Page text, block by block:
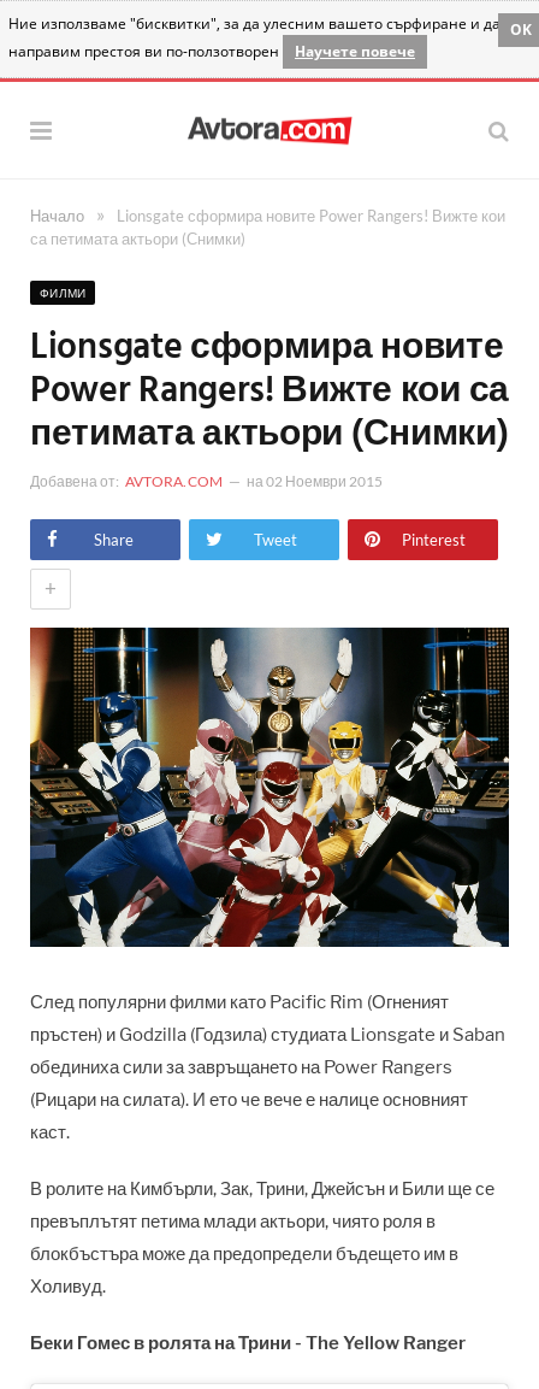
Ние използваме "бисквитки", за да улесним вашето сърфиране и да
направим престоя ви по-ползотворен
Научете повече
OK
Начало »
Lionsgate сформира новите Power Rangers! Вижте кои
са петимата актьори (Снимки)
ФИЛМИ
Lionsgate сформира новите
Power Rangers! Вижте кои са
петимата актьори (Снимки)
Добавена от: AVTORA.COM на02 Ноември 2015
Share Tweet Pinterest
+
След популярни филми като Pacific Rim (Огненият
пръстен) и Godzilla (Годзила) студиата Lionsgate и Saban
обединиха сили за завръщането на Power Rangers
(Рицари на силата). И ето че вече е налице основният
каст.
В ролите на Кимбърли, Зак, Трини, Джейсън и Били ще се
превъплътят петима млади актьори, чиято роля в
блокбъстъра може да предопредели бъдещето им в
Холивуд.
Беки Гомес в ролята на Трини - The Yellow Ranger